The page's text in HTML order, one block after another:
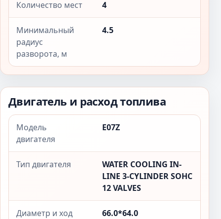
Количество мест 4
Минимальный
радиус
разворота, м
4.5
Двигатель и расход топлива
Модель
двигателя
E07Z
Тип двигателя
WATER COOLING IN-
LINE 3-CYLINDER SOHC
12 VALVES
Диаметр и ход
66.0*64.0